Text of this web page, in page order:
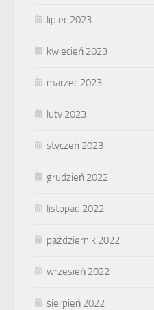
lipiec 2023
kwiecień 2023
marzec 2023
luty 2023
styczeń 2023
grudzień 2022
listopad 2022
październik 2022
wrzesień 2022
sierpień 2022